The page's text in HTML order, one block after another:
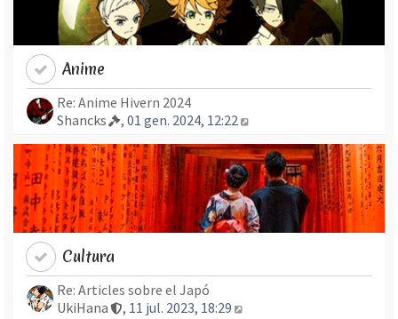
Anime
Re: Anime Hivern 2024
Shancks
, 01 gen. 2024, 12:22
Cultura
Re: Articles sobre el Japó
UkiHana
, 11 jul. 2023, 18:29